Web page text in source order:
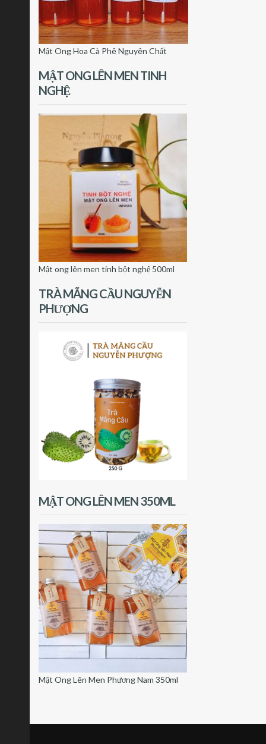
Mật Ong Hoa Cà Phê Nguyên Chất
MẬT ONG LÊN MEN TINH
NGHỆ
Mật ong lên men tinh bột nghệ 500ml
TRÀ MÃNG CẦU NGUYỄN
PHƯỢNG
MẬT ONG LÊN MEN 350ML
Mật Ong Lên Men Phương Nam 350ml